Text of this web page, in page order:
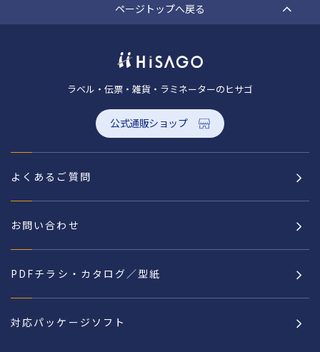
ページトップへ戻る
ラベル・伝票・雑貨・ラミネーターのヒサゴ
公式通販ショップ
よくあるご質問
お問い合わせ
PDFチラシ・カタログ／型紙
対応パッケージソフト